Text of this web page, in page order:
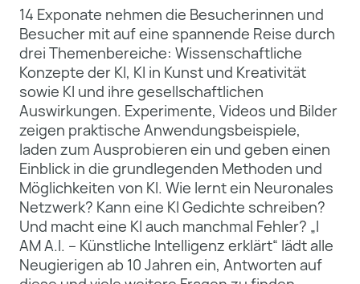
14 Exponate nehmen die Besucherinnen und
Besucher mit auf eine spannende Reise durch
drei Themenbereiche: Wissenschaftliche
Konzepte der KI, KI in Kunst und Kreativität
sowie KI und ihre gesellschaftlichen
Auswirkungen. Experimente, Videos und Bilder
zeigen praktische Anwendungsbeispiele,
laden zum Ausprobieren ein und geben einen
Einblick in die grundlegenden Methoden und
Möglichkeiten von KI. Wie lernt ein Neuronales
Netzwerk? Kann eine KI Gedichte schreiben?
Und macht eine KI auch manchmal Fehler? „I
AM A.I. – Künstliche Intelligenz erklärt“ lädt alle
Neugierigen ab 10 Jahren ein, Antworten auf